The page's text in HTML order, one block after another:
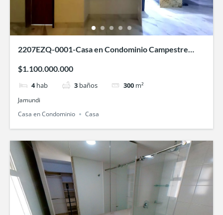
2207EZQ-0001-Casa en Condominio Campestre
$1.100.000.000
4 hab 3 baños 300 m²
Jamundi
Casa en Condominio
Casa